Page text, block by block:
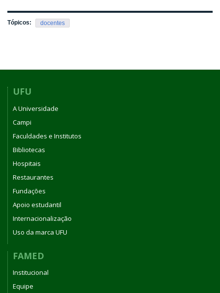
Tópicos: docentes
UFU
A Universidade
Campi
Faculdades e Institutos
Bibliotecas
Hospitais
Restaurantes
Fundações
Apoio estudantil
Internacionalização
Uso da marca UFU
FAMED
Institucional
Equipe